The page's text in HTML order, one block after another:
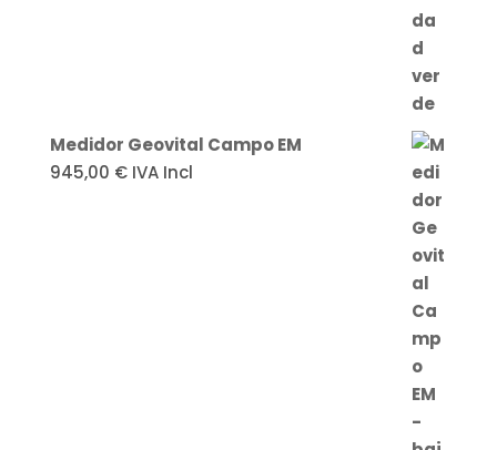
Medidor Geovital Campo EM
945,00 € IVA Incl